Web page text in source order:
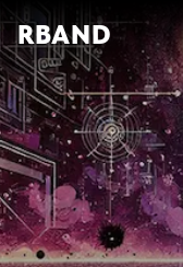
RBAND